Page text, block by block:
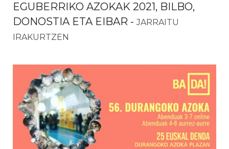
EGUBERRIKO AZOKAK 2021, BILBO,
DONOSTIA ETA EIBAR -JARRAITU
IRAKURTZEN